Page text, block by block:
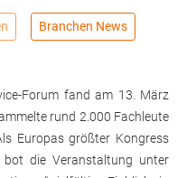
Branchen News
Forum fand am 13. März
rund 2.000 Fachleute
Europas größter Kongress
bot die Veranstaltung unter